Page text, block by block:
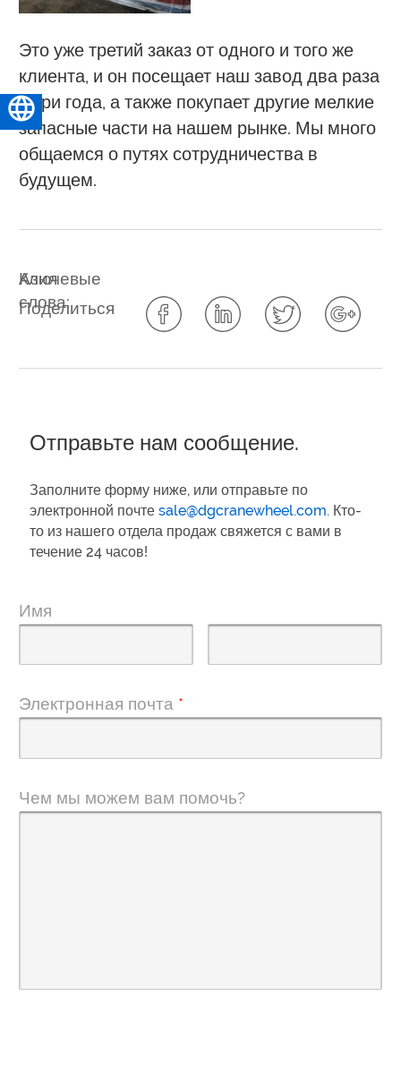
Это уже третий заказ от одного и того же
клиента, и он посещает наш завод два раза
в три года, а также покупает другие мелкие
запасные части на нашем рынке. Мы много
общаемся о путях сотрудничества в
будущем.
Ключевые
слова:
Азия
Поделиться
Отправьте нам сообщение.
Заполните форму ниже, или отправьте по
электронной почтеsale@dgcranewheel.com. Кто-
то из нашего отдела продаж свяжется с вами в
течение 24 часов!
Имя
Электронная почта *
Чем мы можем вам помочь?
Русский